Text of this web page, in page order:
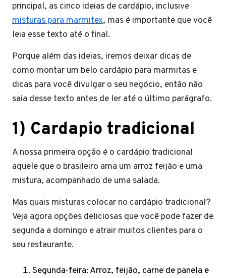
principal, as cinco ideias de cardápio, inclusive
misturas para marmitex, mas é importante que você
leia esse texto até o final.
Porque além das ideias, iremos deixar dicas de
como montar um belo cardápio para marmitas e
dicas para você divulgar o seu negócio, então não
saia desse texto antes de ler até o último parágrafo.
1) Cardapio tradicional
A nossa primeira opção é o cardápio tradicional
aquele que o brasileiro ama um arroz feijão e uma
mistura, acompanhado de uma salada.
Mas quais misturas colocar no cardápio tradicional?
Veja agora opções deliciosas que você pode fazer de
segunda a domingo e atrair muitos clientes para o
seu restaurante.
Segunda-feira: Arroz, feijão, carne de panela e